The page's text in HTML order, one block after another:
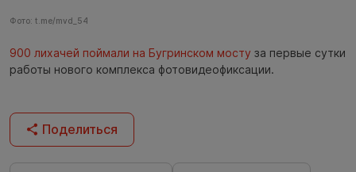
Фото: t.me/mvd_54
900 лихачей поймали на Бугринском мосту за первые сутки
работы нового комплекса фотовидеофиксации.
Поделиться